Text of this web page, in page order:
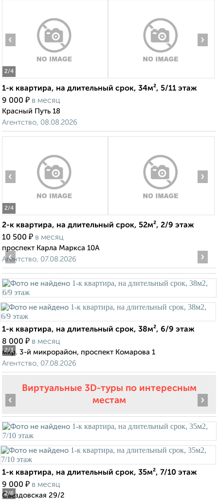
2/4
‹ ›
1-к квартира, на длительный срок, 34м², 5/11 этаж
9 000 ₽ в месяц
Красный Путь 18
Агентство, 08.08.2026
2/4
‹ ›
2-к квартира, на длительный срок, 52м², 2/9 этаж
10 500 ₽ в месяц
проспект Карла Маркса 10А
Агентство, 07.08.2026
2/3
‹ ›
1-к квартира, на длительный срок, 38м², 6/9 этаж
8 000 ₽ в месяц
мкр. 3-й микрорайон, проспект Комарова 1
Агентство, 07.08.2026
Виртуальные 3D-туры по интересным
местам
2/6
‹ ›
1-к квартира, на длительный срок, 35м², 7/10 этаж
9 000 ₽ в месяц
Съездовская 29/2